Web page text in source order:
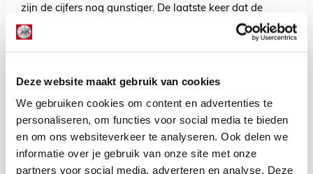
Deze website maakt gebruik van cookies
We gebruiken cookies om content en advertenties te
personaliseren, om functies voor social media te bieden
en om ons websiteverkeer te analyseren. Ook delen we
informatie over je gebruik van onze site met onze
partners voor social media, adverteren en analyse. Deze
zijn de cijfers nog gunstiger. De laatste keer dat de
Rotterdammers wonnen in Amsterdam, was in 2005.
Om dat even in perspectief te plaatsen: toen was Jorrel
Hato nog niet eens geboren.
Onze club kan dus vertrouwen putten uit de resultaten
garantie biedt op succes in de toekomst. De klassieker
van zondag wordt weer een wedstrijd op zich, hoe
cliché dat ook klinkt. Van de Ajacieden op het veld
wordt een topprestatie verwacht, maar dat geldt ook
voor de supporters. We rekenen op een kolkend